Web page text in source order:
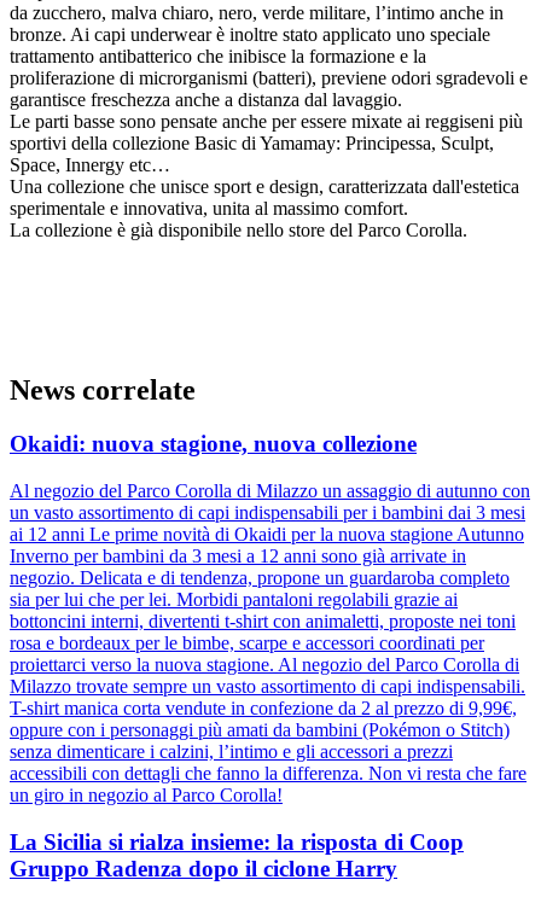
da zucchero, malva chiaro, nero, verde militare, l’intimo anche in
bronze. Ai capi underwear è inoltre stato applicato uno speciale
trattamento antibatterico che inibisce la formazione e la
proliferazione di microrganismi (batteri), previene odori sgradevoli e
garantisce freschezza anche a distanza dal lavaggio.
Le parti basse sono pensate anche per essere mixate ai reggiseni più
sportivi della collezione Basic di Yamamay: Principessa, Sculpt,
Space, Innergy etc…
Una collezione che unisce sport e design, caratterizzata dall'estetica
sperimentale e innovativa, unita al massimo comfort.
La collezione è già disponibile nello store del Parco Corolla.
News correlate
Okaidi: nuova stagione, nuova collezione
Al negozio del Parco Corolla di Milazzo un assaggio di autunno con
un vasto assortimento di capi indispensabili per i bambini dai 3 mesi
ai 12 anni Le prime novità di Okaidi per la nuova stagione Autunno
Inverno per bambini da 3 mesi a 12 anni sono già arrivate in
negozio. Delicata e di tendenza, propone un guardaroba completo
sia per lui che per lei. Morbidi pantaloni regolabili grazie ai
bottoncini interni, divertenti t-shirt con animaletti, proposte nei toni
rosa e bordeaux per le bimbe, scarpe e accessori coordinati per
proiettarci verso la nuova stagione. Al negozio del Parco Corolla di
Milazzo trovate sempre un vasto assortimento di capi indispensabili.
T-shirt manica corta vendute in confezione da 2 al prezzo di 9,99€,
oppure con i personaggi più amati da bambini (Pokémon o Stitch)
senza dimenticare i calzini, l’intimo e gli accessori a prezzi
accessibili con dettagli che fanno la differenza. Non vi resta che fare
un giro in negozio al Parco Corolla!
La Sicilia si rialza insieme: la risposta di Coop
Gruppo Radenza dopo il ciclone Harry